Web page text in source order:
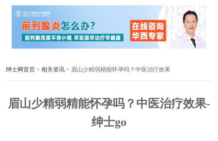
绅士网首页 > 相关资讯 > 眉山少精弱精能怀孕吗？中医治疗效果
眉山少精弱精能怀孕吗？中医治疗效果-
绅士go